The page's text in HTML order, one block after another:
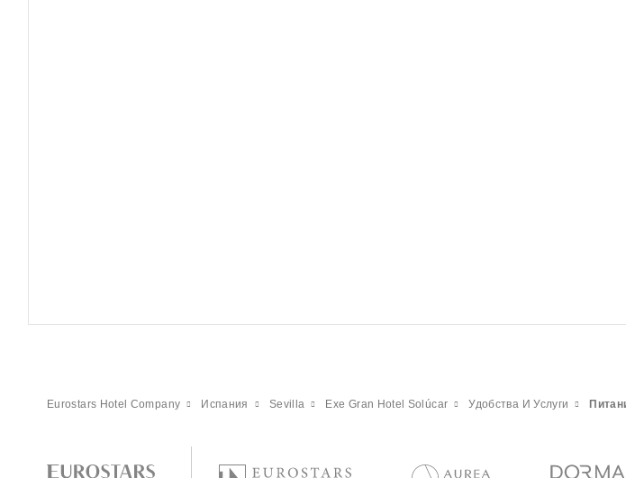
Eurostars Hotel Company Испания Sevilla Exe Gran Hotel Solúcar Удобства И Услуги